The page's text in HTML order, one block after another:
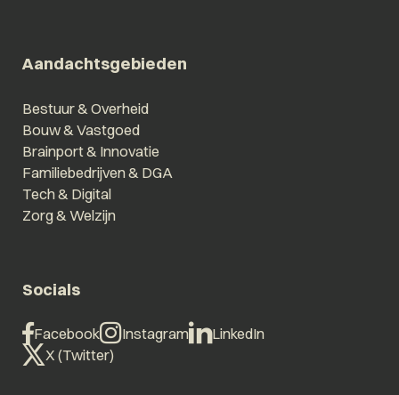
Aandachtsgebieden
Bestuur & Overheid
Bouw & Vastgoed
Brainport & Innovatie
Familiebedrijven & DGA
Tech & Digital
Zorg & Welzijn
Socials
Facebook Instagram
LinkedIn
X (Twitter)